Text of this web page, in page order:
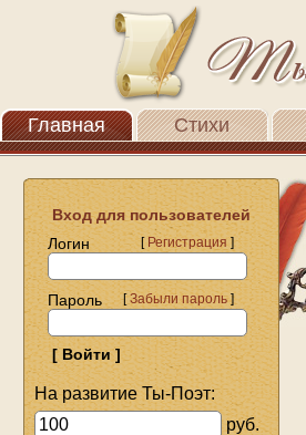
Главная Стихи
Вход для пользователей
Логин
[Регистрация]
Пароль [Забыли пароль]
На развитие Ты-Поэт:
руб.